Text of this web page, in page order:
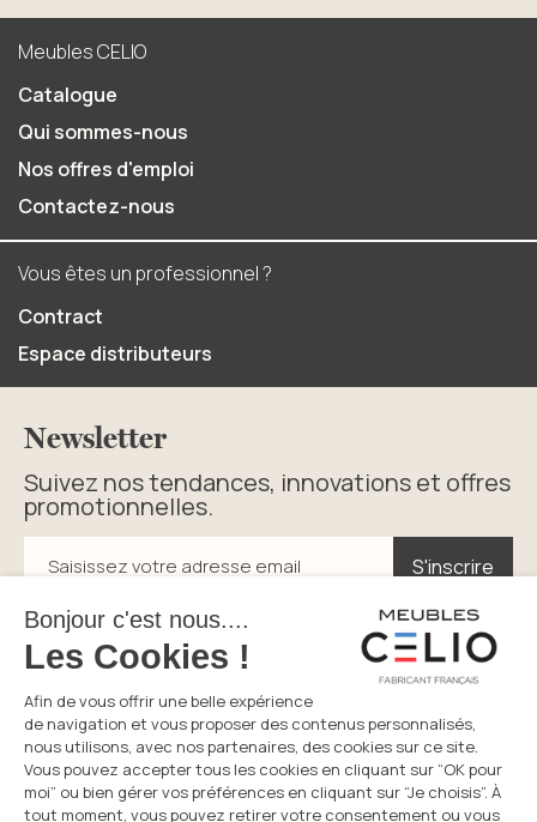
Meubles CELIO
Catalogue
Qui sommes-nous
Nos offres d'emploi
Contactez-nous
Vous êtes un professionnel ?
Contract
Espace distributeurs
Newsletter
Suivez nos tendances, innovations et offres
promotionnelles.
Saisissez votre adresse email S'inscrire
S'inscrire
En cliquant sur s’inscrire vous acceptez la politique de
confidentialité.